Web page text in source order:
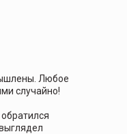
Любое
случайно!